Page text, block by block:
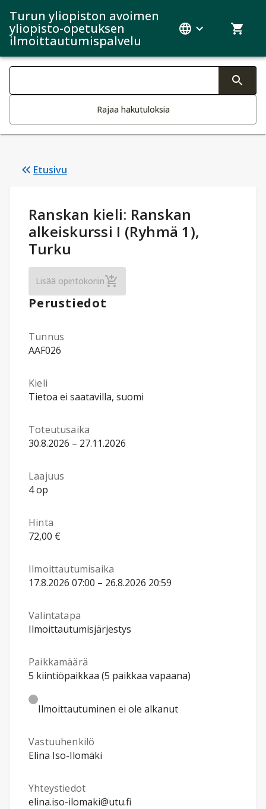
Turun yliopiston avoimen
yliopisto-opetuksen
ilmoittautumispalvelu
Haku kategoriat
Rajaa hakutuloksia
Etusivu
Opintotiedot:
Ranskan kieli: Ranskan
alkeiskurssi I (Ryhmä 1),
Turku
Lisää opintokoriinRanskan kieli: Ranskan alkeiskurssi I
Perustiedot
Tunnus
AAF026
Kieli
Tietoa ei saatavilla, suomi
Toteutusaika
30.8.2026 – 27.11.2026
Laajuus
4 op
Hinta
72,00 €
Ilmoittautumisaika
17.8.2026 07:00 – 26.8.2026 20:59
Valintatapa
Ilmoittautumisjärjestys
Paikkamäärä
5 kiintiöpaikkaa (5 paikkaa vapaana)
Ilmoittautuminen ei ole alkanut
Vastuuhenkilö
Elina Iso-Ilomäki
Yhteystiedot
elina.iso-ilomaki@utu.fi